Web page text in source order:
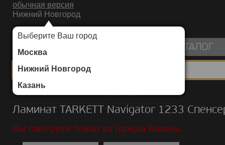
обычная версия
Нижний Новгород
Выберите Ваш город
Москва
Нижний Новгород
Казань
ИНТЕРНЕТ-МАГАЗИН НАПОЛЬНЫХ ПОКРЫТИЙ
КАТАЛОГ
Каталог/Ламинат/TARKETT/Navigator 1233
Ламинат TARKETT Navigator 1233
Вы смотрите товар из города Казань.